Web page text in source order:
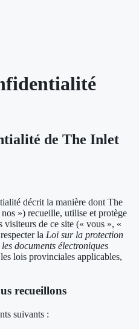
de The Inlet
décrit la manière dont The
») recueille, utilise et protège
visiteurs de ce site (« vous », «
la Loi sur la protection
documents électroniques
lois provinciales applicables,
recueillons
suivants :